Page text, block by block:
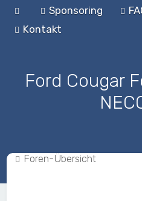
Sponsoring
Kontakt
Ford Cougar
Foren-Übersicht